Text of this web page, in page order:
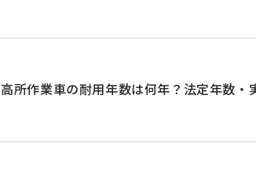
高所作業車の耐用年数は何年？法定年数